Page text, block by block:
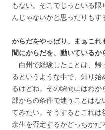
もない。そこでじっといる
んじゃないかと思ったりもす
からだをやっぱり、まぁこ
間にからだを、動いているか
白州で経験したことは、帰
るというような中で、知り
るけどね。その瞬間にはわ
部からの条件で迷うことはな
てみたい。そうするとこれ
余生を否定するかどっちかだ